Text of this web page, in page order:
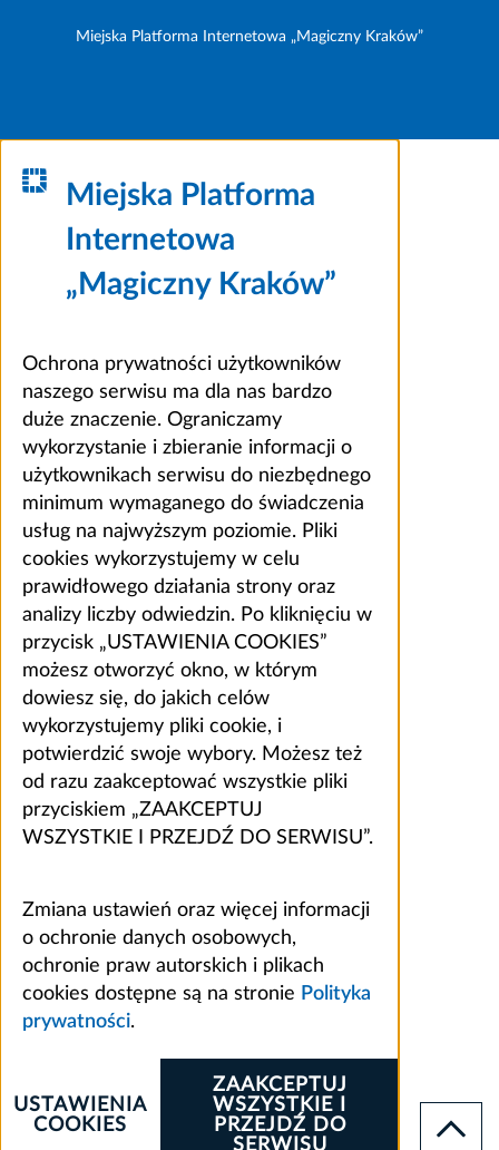
Miejska Platforma Internetowa „Magiczny Kraków”
Miejska Platforma
Internetowa
„Magiczny Kraków”
Ochrona prywatności użytkowników
naszego serwisu ma dla nas bardzo
duże znaczenie. Ograniczamy
wykorzystanie i zbieranie informacji o
użytkownikach serwisu do niezbędnego
minimum wymaganego do świadczenia
usług na najwyższym poziomie. Pliki
cookies wykorzystujemy w celu
prawidłowego działania strony oraz
analizy liczby odwiedzin. Po kliknięciu w
przycisk „USTAWIENIA COOKIES”
możesz otworzyć okno, w którym
dowiesz się, do jakich celów
wykorzystujemy pliki cookie, i
potwierdzić swoje wybory. Możesz też
od razu zaakceptować wszystkie pliki
przyciskiem „ZAAKCEPTUJ
WSZYSTKIE I PRZEJDŹ DO SERWISU”.
Zmiana ustawień oraz więcej informacji
o ochronie danych osobowych,
ochronie praw autorskich i plikach
cookies dostępne są na stronie Polityka
prywatności.
ZAAKCEPTUJ
WSZYSTKIE I
PRZEJDŹ DO
SERWISU
USTAWIENIA
COOKIES